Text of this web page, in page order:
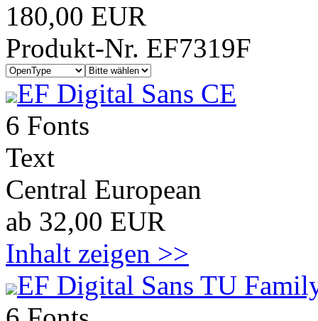
180,00 EUR
Produkt-Nr. EF7319F
EF Digital Sans CE
6 Fonts
Text
Central European
ab 32,00 EUR
Inhalt zeigen >>
EF Digital Sans TU